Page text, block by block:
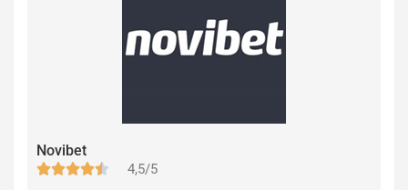
Novibet
4,5/5